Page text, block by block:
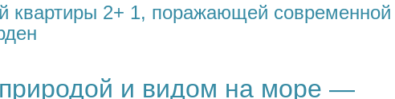
квартиры 2+ 1, поражающей современной
и видом на море —